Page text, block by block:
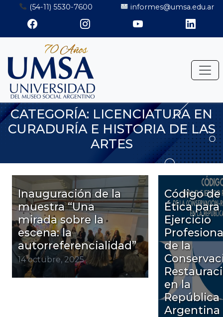
Saltar
contenido
(54-11) 5530-7600 informes@umsa.edu.ar
CATEGORÍA: LICENCIATURA EN
CURADURÍA E HISTORIA DE LAS
ARTES
Inauguración de la
muestra “Una
mirada sobre la
escena: la
autorreferencialidad”
14 octubre, 2025
Código de
Ética para
Ejercicio
de la
en la
República
Argentina